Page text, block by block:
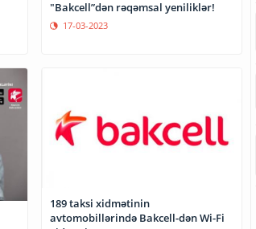
"Bakcell”dən rəqəmsal yeniliklər!
17-03-2023
189 taksi xidmətinin
avtomobillərində Bakcell-dən Wi-Fi